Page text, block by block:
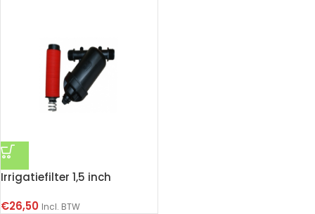
Irrigatiefilter 1,5 inch
€26,50 Incl. BTW